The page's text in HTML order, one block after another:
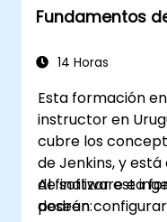
Iniciar
aplicación de
e informes
Instalar
extender las
Fundamentos
14 Horas
Esta formación
instructor en
cubre los
de Jenkins, y
de software e
deseen
Al finalizar esta
podrán: